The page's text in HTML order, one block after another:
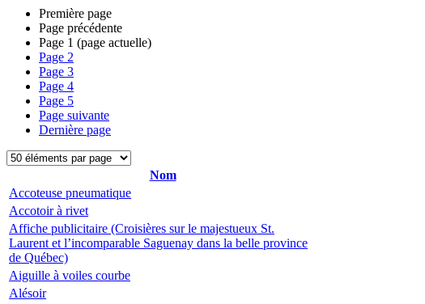
Première page
Page précédente
Page 1 (page actuelle)
Page 2
Page 3
Page 4
Page 5
Page suivante
Dernière page
Nom
Accoteuse pneumatique
Accotoir à rivet
Affiche publicitaire (Croisières sur le majestueux St.
Laurent et l’incomparable Saguenay dans la belle province
de Québec)
Aiguille à voiles courbe
Alésoir